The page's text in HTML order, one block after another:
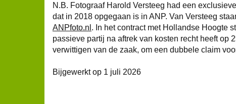
N.B. Fotograaf Harold Versteeg had een
dat in 2018 opgegaan is in ANP. Van Versteeg
ANPfoto.nl . In het contract met Hollandse Hoogte
passieve partij na aftrek van kosten recht heeft op
verwittigen van de zaak, om een dubbele claim
Bijgewerkt op 1 juli 2026